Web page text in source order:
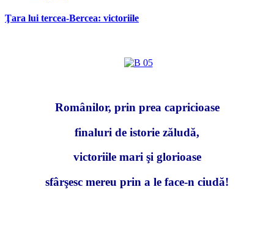
Ţara lui tercea-Bercea: victoriile
Românilor, prin prea capricioase
finaluri de istorie zăludă,
victoriile mari şi glorioase
sfârşesc mereu prin a le face-n ciudă!